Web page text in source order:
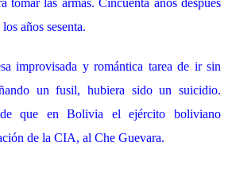
años sesenta.
improvisada y romántica tarea de ir sin
un fusil, hubiera sido un suicidio.
de que en Bolivia el ejército boliviano
de la CIA, al Che Guevara.